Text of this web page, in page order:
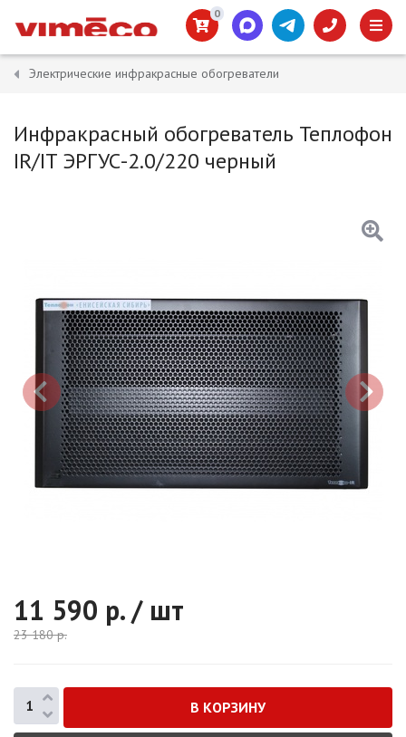
0
Электрические инфракрасные обогреватели
Инфракрасный обогреватель Теплофон
IR/IT ЭРГУС-2.0/220 черный
11 590 р. / шт
23 180р.